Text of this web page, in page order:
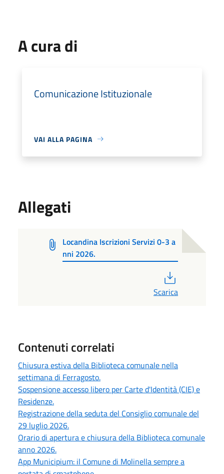
A cura di
Comunicazione Istituzionale
VAI ALLA PAGINA
Allegati
Locandina Iscrizioni Servizi 0-3 a
nni 2026.
Scarica
Contenuti correlati
Chiusura estiva della Biblioteca comunale nella
settimana di Ferragosto.
Sospensione accesso libero per Carte d'Identità (CIE) e
Residenze.
Registrazione della seduta del Consiglio comunale del
29 luglio 2026.
Orario di apertura e chiusura della Biblioteca comunale
anno 2026.
App Municipium: il Comune di Molinella sempre a